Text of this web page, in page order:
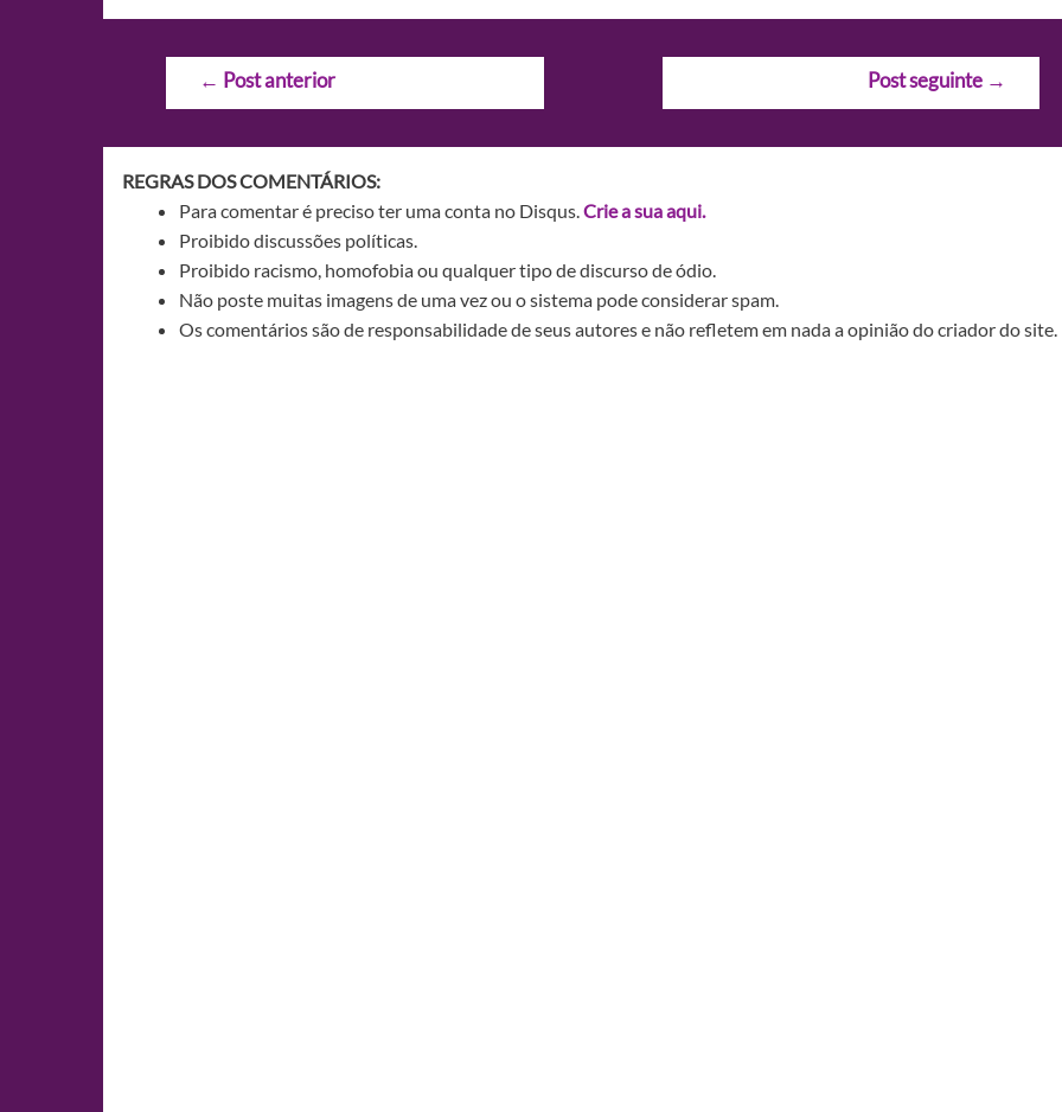
Navegação
← Post anterior Post seguinte →
REGRAS DOS COMENTÁRIOS:
Para comentar é preciso ter uma conta no Disqus.Crie a sua aqui.
Proibido discussões políticas.
Proibido racismo, homofobia ou qualquer tipo de discurso de ódio.
Não poste muitas imagens de uma vez ou o sistema pode considerar spam.
Os comentários são de responsabilidade de seus autores e não refletem em nada a opinião do criador do site.